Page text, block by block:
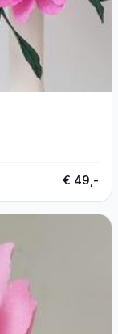
€ 49,-